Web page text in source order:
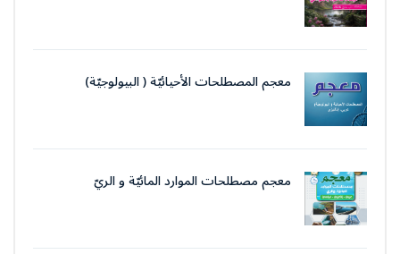
معجم المصطلحات الأحيائيّة ( البيولوجيّة)
معجم مصطلحات الموارد المائيّة و الريّ